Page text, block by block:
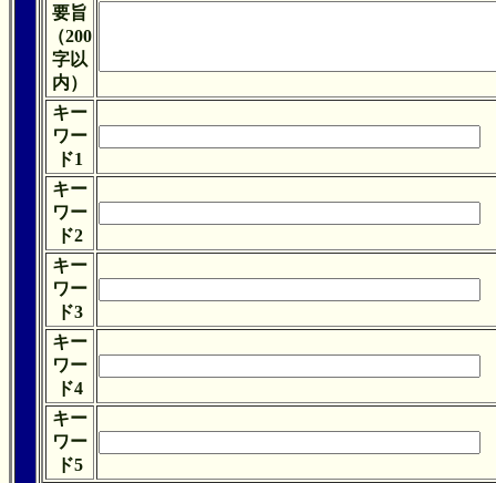
要旨
（200
字以
内）
キー
ワー
ド1
キー
ワー
ド2
キー
ワー
ド3
キー
ワー
ド4
キー
ワー
ド5